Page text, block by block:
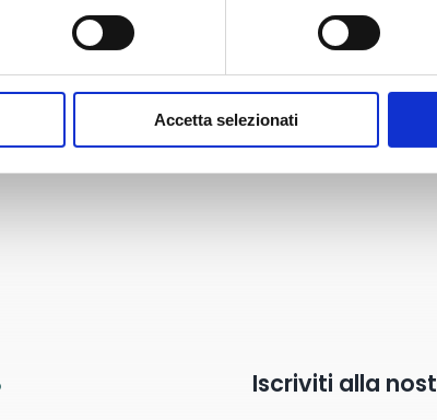
Accetta selezionati
Iscriviti alla